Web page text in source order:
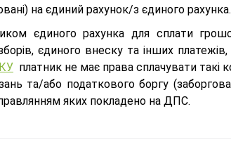
на єдиний рахунок/з єдиного рахунка.
єдиного рахунка для сплати
єдиного внеску та інших
платник не має права сплачувати такі
та/або податкового боргу
яких покладено на ДПС.